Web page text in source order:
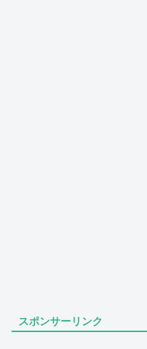
スポンサーリンク